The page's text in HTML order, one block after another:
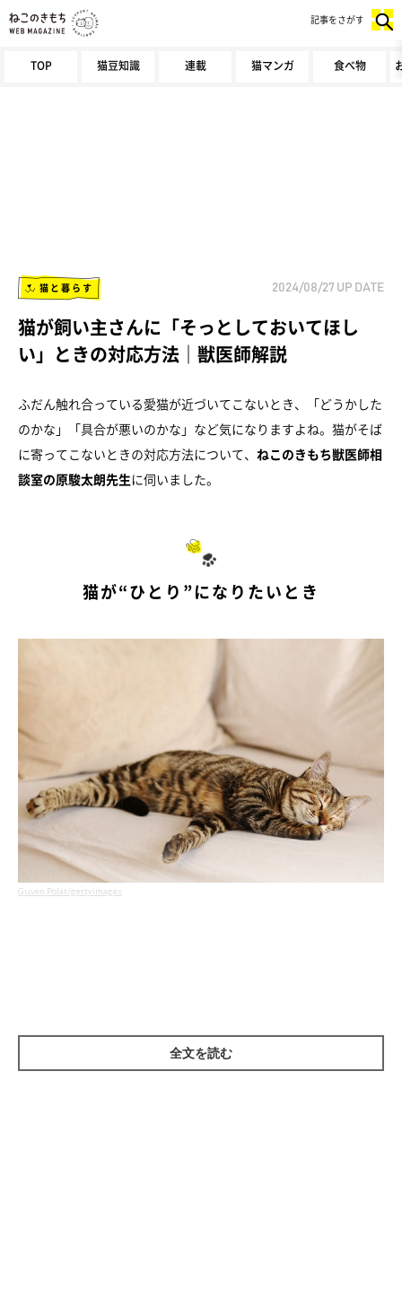
TOP 猫豆知識 連載 猫マンガ 食べ物
記事をさがす
猫と暮らす 2024/08/27 UP DATE
猫が飼い主さんに「そっとしておいてほし
い」ときの対応方法｜獣医師解説
ふだん触れ合っている愛猫が近づいてこないとき、「どうかした
のかな」「具合が悪いのかな」など気になりますよね。猫がそば
に寄ってこないときの対応方法について、 ねこのきもち獣医師相
談室の原駿太朗先生に伺いました。
猫が“ひとり”になりたいとき
Guven Polat/gettyimages
原先生：
全文を読む